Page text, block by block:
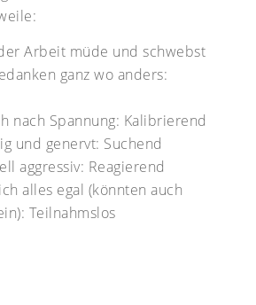
Arbeit müde und schwebst
ganz wo anders:
nach Spannung: Kalibrierend
und genervt: Suchend
aggressiv: Reagierend
alles egal (könnten auch
Teilnahmslos